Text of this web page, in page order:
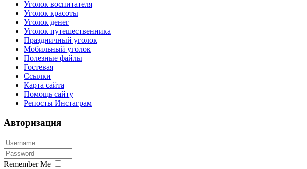
Уголок воспитателя
Уголок красоты
Уголок денег
Уголок путешественника
Праздничный уголок
Мобильный уголок
Полезные файлы
Гостевая
Ссылки
Карта сайта
Помощь сайту
Репосты Инстаграм
Авторизация
Remember Me